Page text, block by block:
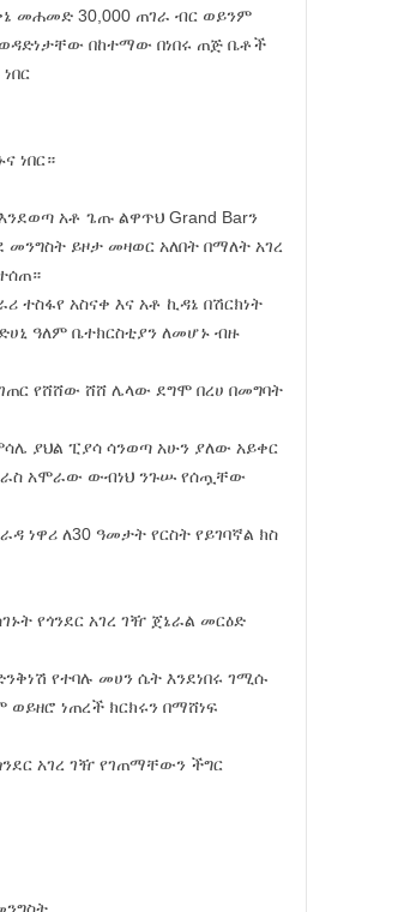
መሐመድ 30,000 ጠገራ ብር ወይንም
በከተማው በነበሩ ጠጅ ቤቶች
ነበር።
አቶ ጌጡ ልዋጥህ Grand Barን
ይዞታ መዛወር አለበት በማለት አገረ
አስናቀ እና አቶ ኪዳኔ በሽርክነት
ዓለም ቤተክርስቲያን ለመሆኑ ብዙ
የሸሸው ሸሸ ሌላው ደግሞ በረሀ በመግባት
ያህል ፒያሳ ሳንወጣ አሁን ያለው አይቀር
ራስ አሞራው ውብነህ ንጉሡ የሰጧቸው
ነዋሪ ለ30 ዓመታት የርስት የይገባኛል ክስ
የጎንደር አገረ ገዥ ጀኔራል መርዕድ
የተባሉ መሀን ሴት እንደነበሩ ገሚሱ
ነጠረች ክርክሩን በማሸነፍ
አገረ ገዥ የገጠማቸውን ችግር